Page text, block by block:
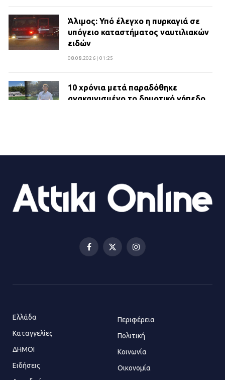
Άλιμος: Υπό έλεγχο η πυρκαγιά σε
υπόγειο καταστήματος ναυτιλιακών
ειδών
08.08.2026 | 01:25
10 χρόνια μετά παραδόθηκε
ανακαινισμένο το δημοτικό γήπεδο
ΔΗΜΟΣ ΜΑΝΔΡΑΣ ΕΙΔΥΛΛΙΑΣ:
23.07.2026 | 14:58
Πολυχώρο ΙΡΙΣ
21.07.2026 | 14:01
Πώς έγινε η επίθεση στους δύο
«Φρένο» στα ηλεκτρικά πατίνια:
Τέλος η οδήγησή τους από
Facebook
X
Instagram
Ελλάδα
Καταγγελίες
ΔΗΜΟΙ
Ειδήσεις
Περιφέρεια
Πολιτική
Κοινωνία
Οικονομία